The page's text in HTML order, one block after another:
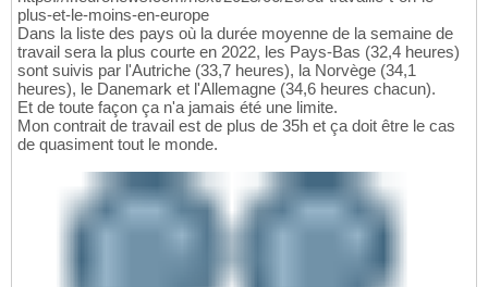
plus-et-le-moins-en-europe
Dans la liste des pays où la durée moyenne de la semaine de
travail sera la plus courte en 2022, les Pays-Bas (32,4 heures)
sont suivis par l'Autriche (33,7 heures), la Norvège (34,1
heures), le Danemark et l'Allemagne (34,6 heures chacun).
Et de toute façon ça n'a jamais été une limite.
Mon contrait de travail est de plus de 35h et ça doit être le cas
de quasiment tout le monde.